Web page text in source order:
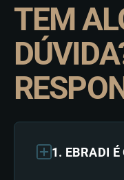
TEM
1. EBRADI É